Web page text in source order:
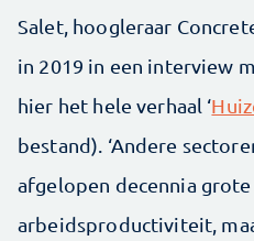
Salet, hoogleraar
in 2019 in een interview
hier het hele verhaal ‘
bestand). ‘Andere
afgelopen decennia
arbeidsproductiviteit,